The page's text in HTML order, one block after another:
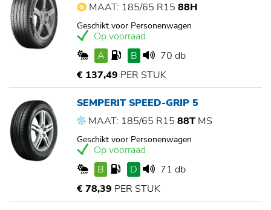
MAAT: 185/65 R15 88H
Geschikt voor Personenwagen
Op voorraad
A
B
70 db
€ 137,49 PER STUK
SEMPERIT SPEED-GRIP 5
MAAT: 185/65 R15 88T MS
Geschikt voor Personenwagen
Op voorraad
B
D
71 db
€ 78,39 PER STUK